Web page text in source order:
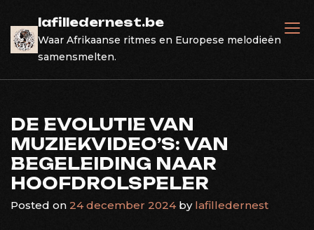
content
lafilledernest.be
Waar Afrikaanse ritmes en Europese melodieën
samensmelten.
DE EVOLUTIE VAN
MUZIEKVIDEO’S: VAN
BEGELEIDING NAAR
HOOFDROLSPELER
Posted on 24 december 2024by lafilledernest